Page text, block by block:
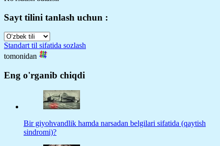
Sayt tilini tanlash uchun :
Standart til sifatida sozlash
tomonidan
Eng o'rganib chiqdi
Bir giyohvandlik hamda narsadan belgilari sifatida (qaytish
sindromi)?